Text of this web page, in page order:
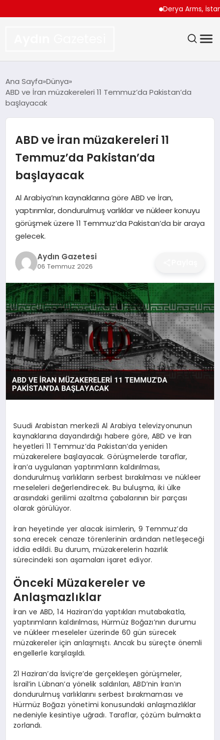
Derya Arms, İstanbul
TEKNOLOJI
SIYASET
YAŞAM
MAGAZIN
SAĞLIK
DÜNYA
Ana Sayfa Dünya
ABD ve İran müzakereleri 11 Temmuz’da Pakistan’da
başlayacak
ABD ve İran müzakereleri 11
Temmuz’da Pakistan’da
başlayacak
Al Arabiya’nın kaynaklarına göre ABD ve İran,
yaptırımlar, dondurulmuş varlıklar ve nükleer konuyu
görüşmek üzere 11 Temmuz’da Pakistan’da bir araya
gelecek.
Aydın Gazetesi
06 Temmuz 2026
Suudi Arabistan merkezli Al Arabiya televizyonunun
kaynaklarına dayandırdığı habere göre, ABD ve İran
heyetleri 11 Temmuz’da Pakistan’da yeniden
müzakerelere başlayacak. Görüşmelerde taraflar,
İran’a uygulanan yaptırımların kaldırılması,
dondurulmuş varlıkların serbest bırakılması ve nükleer
meseleleri değerlendirecek. Bu buluşma, iki ülke
arasındaki gerilimi azaltma çabalarının bir parçası
olarak görülüyor.
İran heyetinde yer alacak isimlerin, 9 Temmuz’da
sona erecek cenaze törenlerinin ardından netleşeceği
iddia edildi. Bu durum, müzakerelerin hazırlık
sürecindeki son aşamaları işaret ediyor.
Önceki Müzakereler ve
Anlaşmazlıklar
İran ve ABD, 14 Haziran’da yaptıkları mutabakatla,
yaptırımların kaldırılması, Hürmüz Boğazı’nın durumu
ve nükleer meseleler üzerinde 60 gün sürecek
müzakereler için anlaşmıştı. Ancak bu süreçte önemli
engellerle karşılaşıldı.
21 Haziran’da İsviçre’de gerçekleşen görüşmeler,
İsrail’in Lübnan’a yönelik saldırıları, ABD’nin İran’ın
dondurulmuş varlıklarını serbest bırakmaması ve
Hürmüz Boğazı yönetimi konusundaki anlaşmazlıklar
nedeniyle kesintiye uğradı. Taraflar, çözüm bulmakta
zorlandı.